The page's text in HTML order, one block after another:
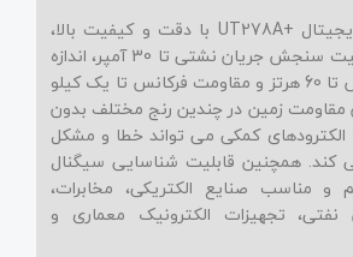
+
UT278A با دقت و کیفیت بالا،
قیمت مناسب، قابلیت سنجش جریان نشتی تا 30 آمپر، اندازه
گیری جریان فرکانس تا 60 هرتز و مقاومت فرکانس تا یک کیلو
زمین در چندین رنج مختلف بدون
الکترودهای کمکی می تواند خطا و مشکل
کند. همچنین قابلیت شناسایی سیگنال
و مناسب صنایع الکتریکی، مخابرات،
نفتی، تجهیزات الکترونیک معماری و